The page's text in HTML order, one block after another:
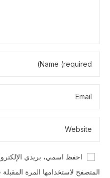
احفظ اسمي، بريدي
المتصفح لاستخدامها المرة